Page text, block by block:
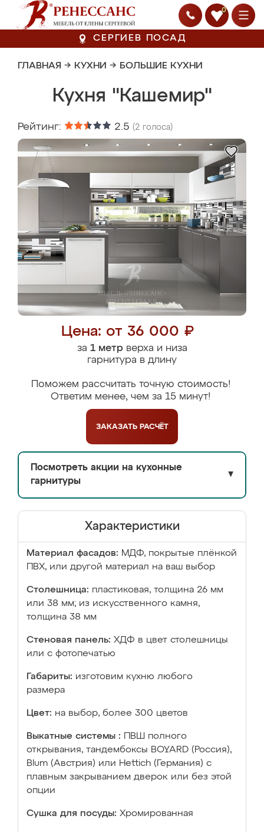
0
СЕРГИЕВ ПОСАД
ГЛАВНАЯ → КУХНИ → БОЛЬШИЕ КУХНИ
Кухня "Кашемир"
Рейтинг: 2.5 (2 голоса)
Цена: от 36 000 ₽
за 1 метрверха и низа
гарнитура в длину
Поможем рассчитать точную стоимость!
Ответим менее, чем за 15 минут!
ЗАКАЗАТЬ РАСЧЁТ
Посмотреть акции на кухонные
гарнитуры
▼
Характеристики
Материал фасадов: МДФ, покрытые плёнкой
ПВХ, или другой материал на ваш выбор
Столешница: пластиковая, толщина 26 мм
или 38 мм; из искусственного камня,
толщина 38 мм
Стеновая панель: ХДФ в цвет столешницы
или с фотопечатью
Габариты: изготовим кухню любого
размера
Цвет: на выбор, более 300 цветов
Выкатные системы :
ПВШ полного
открывания, тандембоксы BOYARD (Россия),
Blum (Австрия) или Hettich (Германия) с
плавным закрыванием дверок или без этой
опции
Сушка для посуды: Хромированная